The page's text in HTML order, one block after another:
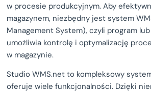
w procesie produkcyjnym. Aby
magazynem, niezbędny jest system
Management System), czyli program
umożliwia kontrolę i optymalizację
w magazynie.
Studio WMS.net to kompleksowy
oferuje wiele funkcjonalności. Dzięki